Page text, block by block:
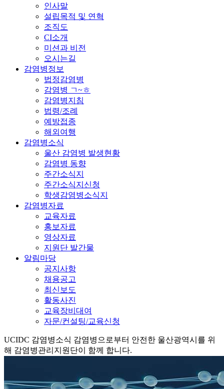
인사말
설립목적 및 연혁
조직도
CI소개
미션과 비전
오시는길
감염병정보
법정감염병
감염병 ㄱ~ㅎ
감염병지침
법령/조례
예방접종
해외여행
감염병소식
울산 감염병 발생현황
감염병 동향
주간소식지
주간소식지신청
학생감염병소식지
감염병자료
교육자료
홍보자료
영상자료
지원단 발간물
알림마당
공지사항
채용공고
최신보도
활동사진
교육장비대여
자문/컨설팅/교육신청
UCIDC 감염병소식 감염병으로부터 안전한 울산광역시를 위
해 감염병관리지원단이 함께 합니다.